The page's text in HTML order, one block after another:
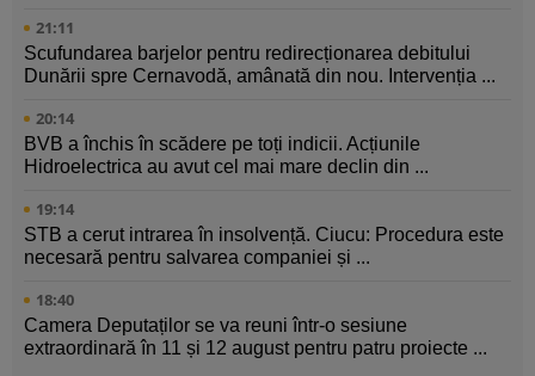
21:11
Scufundarea barjelor pentru redirecționarea debitului
Dunării spre Cernavodă, amânată din nou. Intervenția ...
20:14
BVB a închis în scădere pe toți indicii. Acțiunile
Hidroelectrica au avut cel mai mare declin din ...
19:14
STB a cerut intrarea în insolvență. Ciucu: Procedura este
necesară pentru salvarea companiei și ...
18:40
Camera Deputaților se va reuni într-o sesiune
extraordinară în 11 și 12 august pentru patru proiecte ...